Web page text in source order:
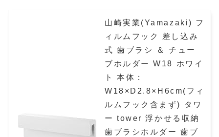
山崎実業(Yamazaki) フ
ィルムフック 差し込み
式 歯ブラシ ＆ チュー
ブホルダー W18 ホワイ
ト 本体：
W18×D2.8×H6cm(フィ
ルムフック含まず) タワ
ー tower 浮かせる収納
歯ブラシホルダー 歯ブ